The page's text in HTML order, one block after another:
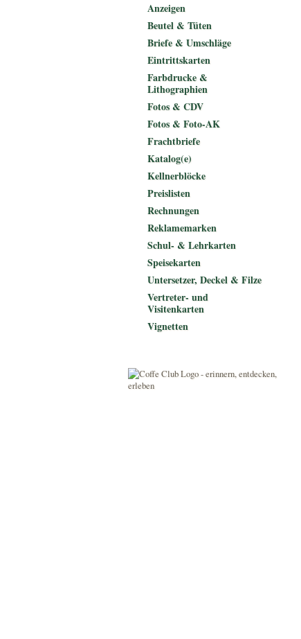
Anzeigen
Beutel & Tüten
Briefe & Umschläge
Eintrittskarten
Farbdrucke &
Lithographien
Fotos & CDV
Fotos & Foto-AK
Frachtbriefe
Katalog(e)
Kellnerblöcke
Preislisten
Rechnungen
Reklamemarken
Schul- & Lehrkarten
Speisekarten
Untersetzer, Deckel & Filze
Vertreter- und
Visitenkarten
Vignetten